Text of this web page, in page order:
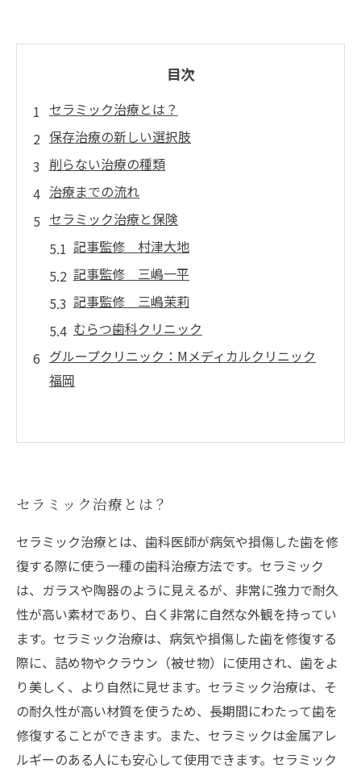
目次
セラミック治療とは？
保存治療の新しい選択肢
削らない治療の種類
治療までの流れ
セラミック治療と保険
記事監修 村津大地
記事監修 三嶋一平
記事監修 三嶋茉莉
むらつ歯科クリニック
グループクリニック：Mメディカルクリニック
福岡
セラミック治療とは？
セラミック治療とは、歯科医師が病気や損傷した歯を修
復する際に使う一種の歯科治療方法です。セラミック
は、ガラスや陶器のように見えるが、非常に強力で耐久
性が高い素材であり、白く非常に自然な外観を持ってい
ます。セラミック治療は、病気や損傷した歯を修復する
際に、詰め物やクラウン（被せ物）に使用され、歯をよ
り美しく、より自然に見せます。セラミック治療は、そ
の耐久性が高い材質を使うため、長期間にわたって歯を
修復することができます。また、セラミックは金属アレ
ルギーのある人にも安心して使用できます。セラミック